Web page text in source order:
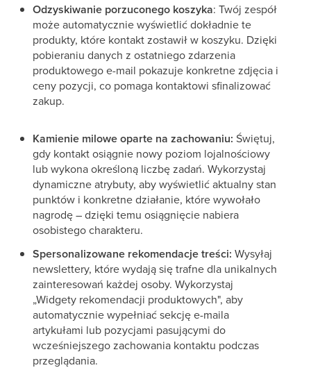
Odzyskiwanie porzuconego koszyka: Twój zespół
może automatycznie wyświetlić dokładnie te
produkty, które kontakt zostawił w koszyku. Dzięki
pobieraniu danych z ostatniego zdarzenia
produktowego e-mail pokazuje konkretne zdjęcia i
ceny pozycji, co pomaga kontaktowi sfinalizować
zakup.
Kamienie milowe oparte na zachowaniu: Świętuj,
gdy kontakt osiągnie nowy poziom lojalnościowy
lub wykona określoną liczbę zadań. Wykorzystaj
dynamiczne atrybuty, aby wyświetlić aktualny stan
punktów i konkretne działanie, które wywołało
nagrodę – dzięki temu osiągnięcie nabiera
osobistego charakteru.
Spersonalizowane rekomendacje treści: Wysyłaj
newslettery, które wydają się trafne dla unikalnych
zainteresowań każdej osoby. Wykorzystaj
„Widgety rekomendacji produktowych", aby
automatycznie wypełniać sekcję e-maila
artykułami lub pozycjami pasującymi do
wcześniejszego zachowania kontaktu podczas
przeglądania.